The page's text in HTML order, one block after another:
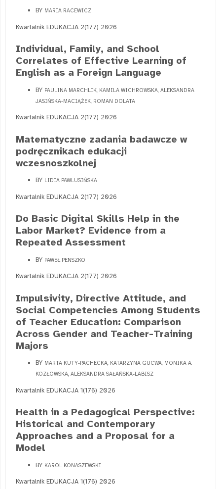
BY MARIA RACEWICZ
Kwartalnik EDUKACJA 2(177) 2026
Individual, Family, and School
Correlates of Effective Learning of
English as a Foreign Language
BY PAULINA MARCHLIK, KAMILA WICHROWSKA, ALEKSANDRA
JASIŃSKA-MACIĄŻEK, ROMAN DOLATA
Kwartalnik EDUKACJA 2(177) 2026
Matematyczne zadania badawcze w
podręcznikach edukacji
wczesnoszkolnej
BY LIDIA PAWLUSIŃSKA
Kwartalnik EDUKACJA 2(177) 2026
Do Basic Digital Skills Help in the
Labor Market? Evidence from a
Repeated Assessment
BY PAWEŁ PENSZKO
Kwartalnik EDUKACJA 2(177) 2026
Impulsivity, Directive Attitude, and
Social Competencies Among Students
of Teacher Education: Comparison
Across Gender and Teacher-Training
Majors
BY MARTA KUTY-PACHECKA, KATARZYNA GUCWA, MONIKA A.
KOZŁOWSKA, ALEKSANDRA SAŁAŃSKA-LABISZ
Kwartalnik EDUKACJA 1(176) 2026
Health in a Pedagogical Perspective:
Historical and Contemporary
Approaches and a Proposal for a
Model
BY KAROL KONASZEWSKI
Kwartalnik EDUKACJA 1(176) 2026